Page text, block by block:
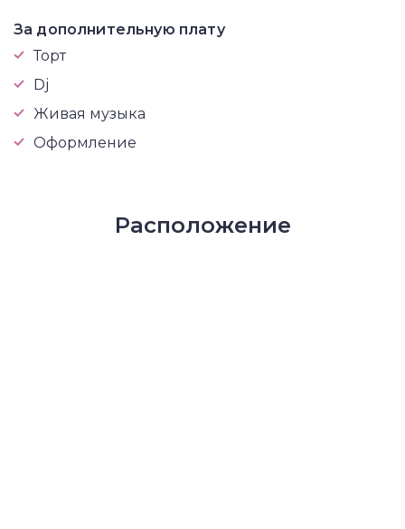
За дополнительную плату
Торт
Dj
Живая музыка
Оформление
Расположение